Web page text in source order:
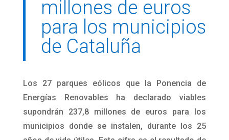
millones de euros
para los municipios
de Cataluña
Los 27 parques eólicos que la Ponencia de
Energías Renovables ha declarado viables
supondrán 237,8 millones de euros para los
municipios donde se instalen, durante los 25